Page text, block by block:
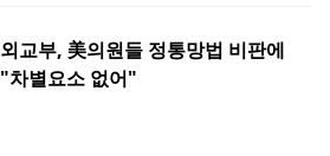
외교부, 美의원들 정통망법 비판에
"차별요소 없어"